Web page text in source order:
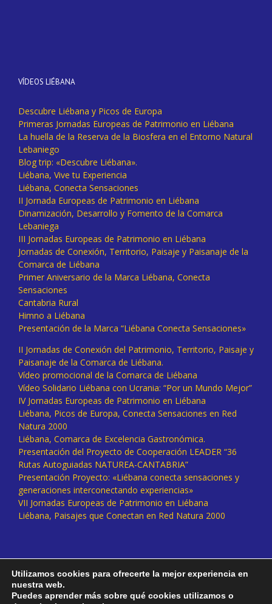
VÍDEOS LIÉBANA
Descubre Liébana y Picos de Europa
Primeras Jornadas Europeas de Patrimonio en Liébana
La huella de la Reserva de la Biosfera en el Entorno Natural
Lebaniego
Blog trip: «Descubre Liébana».
Liébana, Vive tu Experiencia
Liébana, Conecta Sensaciones
II Jornada Europeas de Patrimonio en Liébana
Dinamización, Desarrollo y Fomento de la Comarca
Lebaniega
III Jornadas Europeas de Patrimonio en Liébana
Jornadas de Conexión, Territorio, Paisaje y Paisanaje de la
Comarca de Liébana
Primer Aniversario de la Marca Liébana, Conecta
Sensaciones
Cantabria Rural
Himno a Liébana
Presentación de la Marca “Liébana Conecta Sensaciones»
II Jornadas de Conexión del Patrimonio, Territorio, Paisaje y
Paisanaje de la Comarca de Liébana.
Vídeo promocional de la Comarca de Liébana
Vídeo Solidario Liébana con Ucrania: “Por un Mundo Mejor”
IV Jornadas Europeas de Patrimonio en Liébana
Liébana, Picos de Europa, Conecta Sensaciones en Red
Natura 2000
Liébana, Comarca de Excelencia Gastronómica.
Presentación del Proyecto de Cooperación LEADER “36
Rutas Autoguiadas NATUREA-CANTABRIA”
Presentación Proyecto: «Liébana conecta sensaciones y
generaciones interconectando experiencias»
VII Jornadas Europeas de Patrimonio en Liébana
Liébana, Paisajes que Conectan en Red Natura 2000
Utilizamos cookies para ofrecerte la mejor experiencia en
nuestra web.
Puedes aprender más sobre qué cookies utilizamos o